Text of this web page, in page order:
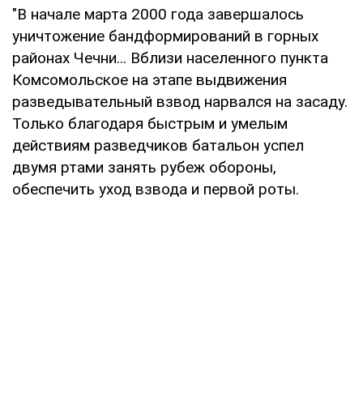
"В начале марта 2000 года завершалось
уничтожение бандформирований в горных
районах Чечни... Вблизи населенного пункта
Комсомольское на этапе выдвижения
разведывательный взвод нарвался на засаду.
Только благодаря быстрым и умелым
действиям разведчиков батальон успел
двумя ртами занять рубеж обороны,
обеспечить уход взвода и первой роты.